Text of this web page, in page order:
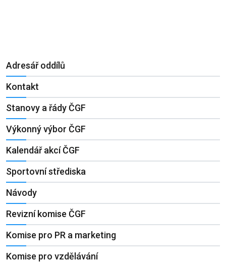
Adresář oddílů
Kontakt
Stanovy a řády ČGF
Výkonný výbor ČGF
Kalendář akcí ČGF
Sportovní střediska
Návody
Revizní komise ČGF
Komise pro PR a marketing
Komise pro vzdělávání